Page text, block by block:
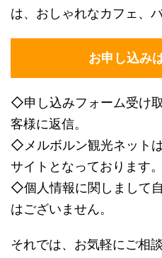
は、おしゃれなカフェ、
お申し込み
◇申し込みフォーム受け
客様に返信。
◇メルボルン観光ネット
サイトとなっております。
◇個人情報に関しまして
はございません。
それでは、お気軽にご相